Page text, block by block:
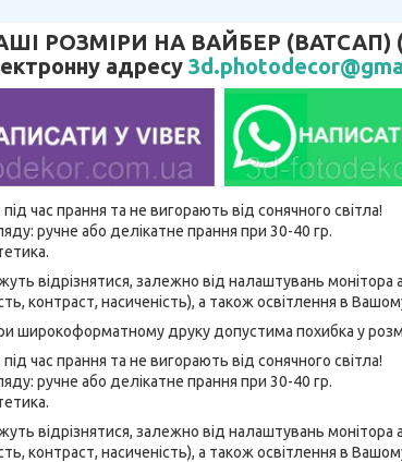
РОЗМІРИ НА ВАЙБЕР (ВАТСАП)
адресу
час прання та не вигорають від сонячного світла!
ручне або делікатне прання при 30-40 гр.
відрізнятися, залежно від налаштувань
контраст, насиченість), а також освітлення в
широкоформатному друку допустима похибка у
час прання та не вигорають від сонячного світла!
ручне або делікатне прання при 30-40 гр.
відрізнятися, залежно від налаштувань
контраст, насиченість), а також освітлення в